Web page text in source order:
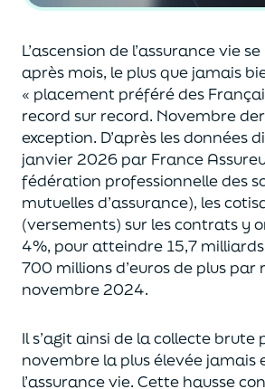
L’ascension de l’assurance vie
après mois, le plus que jamais
« placement préféré des
record sur record. Novembre
exception. D’après les données
janvier 2026 par France
fédération professionnelle des
mutuelles d’assurance), les
(versements) sur les contrats y
4%, pour atteindre 15,7 milliards
700 millions d’euros de plus
novembre 2024.
Il s’agit ainsi de la collecte brute
novembre la plus élevée jamais
l’assurance vie. Cette hausse